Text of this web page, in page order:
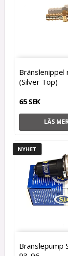
Bränslenippel
(Silver Top)
65 SEK
LÄS
NYHET
Bränslepump